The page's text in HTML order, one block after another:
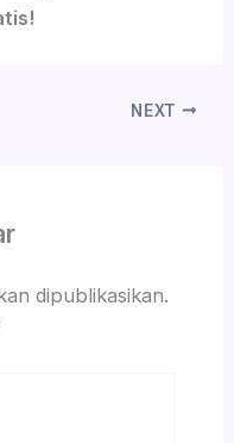
NEXT
dipublikasikan.